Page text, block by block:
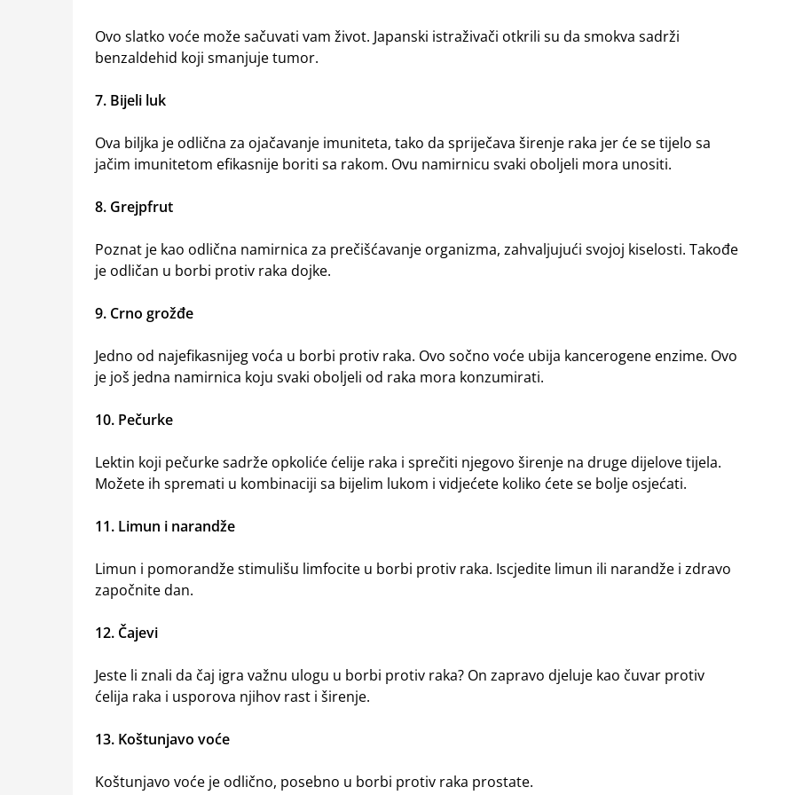
Ovo slatko voće može sačuvati vam život. Japanski istraživači otkrili su da smokva sadrži
benzaldehid koji smanjuje tumor.
7. Bijeli luk
Ova biljka je odlična za ojačavanje imuniteta, tako da spriječava širenje raka jer će se tijelo sa
jačim imunitetom efikasnije boriti sa rakom. Ovu namirnicu svaki oboljeli mora unositi.
8. Grejpfrut
Poznat je kao odlična namirnica za prečišćavanje organizma, zahvaljujući svojoj kiselosti. Takođe
je odličan u borbi protiv raka dojke.
9. Crno grožđe
Jedno od najefikasnijeg voća u borbi protiv raka. Ovo sočno voće ubija kancerogene enzime. Ovo
je još jedna namirnica koju svaki oboljeli od raka mora konzumirati.
10. Pečurke
Lektin koji pečurke sadrže opkoliće ćelije raka i sprečiti njegovo širenje na druge dijelove tijela.
Možete ih spremati u kombinaciji sa bijelim lukom i vidjećete koliko ćete se bolje osjećati.
11. Limun i narandže
Limun i pomorandže stimulišu limfocite u borbi protiv raka. Iscjedite limun ili narandže i zdravo
započnite dan.
12. Čajevi
Jeste li znali da čaj igra važnu ulogu u borbi protiv raka? On zapravo djeluje kao čuvar protiv
ćelija raka i usporova njihov rast i širenje.
13. Koštunjavo voće
Koštunjavo voće je odlično, posebno u borbi protiv raka prostate.